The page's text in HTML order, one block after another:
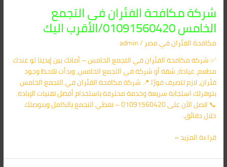
شركة مكافحة الفئران فى التجمع
الخامس 01091560420/الأقرب اليك
مكافحة الفئران​ في مصر/
admin
✅ شركة مكافحة الفئران في التجمع الخامس – أمانك بين إيدينا لو عندك
مطعم، عيادة، شقة أو شركة في التجمع الخامس، وبدأت تلاحظ وجود
فئران، لازم تتصرف فورًا.📍 شركة مكافحة الفئران في التجمع الخامس
بتوفرلك استجابة سريعة وخدمة محترفة باستخدام أفضل تقنيات الإبادة.
📞 اتصل الآن على 01091560420 – نغطي التجمع بالكامل وبنوصلك
خلال دقائق.
قراءة المزيد »